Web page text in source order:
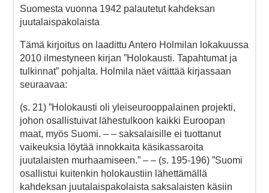
Suomesta vuonna 1942 palautetut kahdeksan
juutalaispakolaista
Tämä kirjoitus on laadittu Antero Holmilan lokakuussa
2010 ilmestyneen kirjan ”Holokausti. Tapahtumat ja
tulkinnat” pohjalta. Holmila näet väittää kirjassaan
seuraavaa:
(s. 21) ”Holokausti oli yleiseurooppalainen projekti,
johon osallistuivat lähestulkoon kaikki Euroopan
maat, myös Suomi. – – saksalaisille ei tuottanut
vaikeuksia löytää innokkaita käsikassaroita
juutalaisten murhaamiseen.” – – (s. 195-196) ”Suomi
osallistui kuitenkin holokaustiin lähettämällä
kahdeksan juutalaispakolaista saksalaisten käsiin